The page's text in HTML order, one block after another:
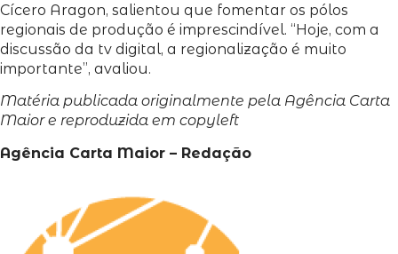
Cícero Aragon, salientou que fomentar os pólos
regionais de produção é imprescindível. “Hoje, com a
discussão da tv digital, a regionalização é muito
importante”, avaliou.
Matéria publicada originalmente pela Agência Carta
Maior e reproduzida em copyleft
Agência Carta Maior – Redação